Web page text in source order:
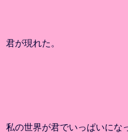
君が現れた。
私の世界が君でいっぱいにな